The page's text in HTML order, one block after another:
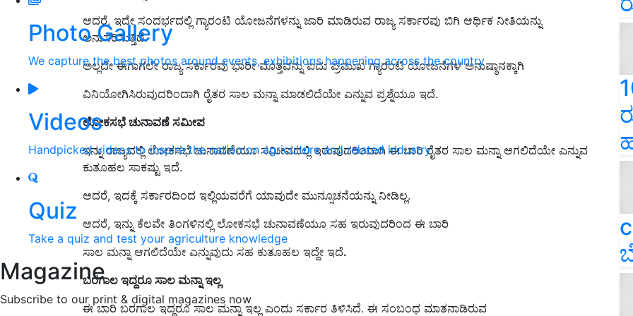
Photo Gallery
We capture the best photos around events, exhibitions happening across the country
Videos
Handpicked videos to inspire the nation on agriculture and related industry
Quiz
Take a quiz and test your agriculture knowledge
Magazine
Subscribe to our print & digital magazines now
ಆದರೆ, ಇದೇ ಸಂದರ್ಭದಲ್ಲಿ ಗ್ಯಾರಂಟಿ ಯೋಜನೆಗಳನ್ನು ಜಾರಿ ಮಾಡಿರುವ ರಾಜ್ಯ ಸರ್ಕಾರವು ಬಿಗಿ ಆರ್ಥಿಕ ನೀತಿಯನ್ನು
ಅನುಸರಿಸುತ್ತಿದೆ.
ಅಲ್ಲದೇ ಈಗಾಗಲೇ ರಾಜ್ಯ ಸರ್ಕಾರವು ಭಾರೀ ಮೊತ್ತವನ್ನು ಐದು ಪ್ರಮುಖ ಗ್ಯಾರಂಟಿ ಯೋಜನೆಗಳ ಅನುಷ್ಠಾನಕ್ಕಾಗಿ
ವಿನಿಯೋಗಿಸಿರುವುದರಿಂದಾಗಿ ರೈತರ ಸಾಲ ಮನ್ನಾ ಮಾಡಲಿದೆಯೇ ಎನ್ನುವ ಪ್ರಶ್ನೆಯೂ ಇದೆ.
ಲೋಕಸಭೆ ಚುನಾವಣೆ ಸಮೀಪ
ಇನ್ನು ರಾಜ್ಯದಲ್ಲಿ ಲೋಕಸಭೆ ಚುನಾವಣೆಯೂ ಸಮೀಪದಲ್ಲಿ ಇರುವುದರಿಂದಾಗಿ ಈ ಬಾರಿ ರೈತರ ಸಾಲ ಮನ್ನಾ ಆಗಲಿದೆಯೇ ಎನ್ನುವ
ಕುತೂಹಲ ಸಾಕಷ್ಟು ಇದೆ.
ಆದರೆ, ಇದಕ್ಕೆ ಸರ್ಕಾರದಿಂದ ಇಲ್ಲಿಯವರೆಗೆ ಯಾವುದೇ ಮುನ್ಸೂಚನೆಯನ್ನು ನೀಡಿಲ್ಲ.
ಆದರೆ, ಇನ್ನು ಕೆಲವೇ ತಿಂಗಳಿನಲ್ಲಿ ಲೋಕಸಭೆ ಚುನಾವಣೆಯೂ ಸಹ ಇರುವುದರಿಂದ ಈ ಬಾರಿ
ಸಾಲ ಮನ್ನಾ ಆಗಲಿದೆಯೇ ಎನ್ನುವುದು ಸಹ ಕುತೂಹಲ ಇದ್ದೇ ಇದೆ.
ಬರಗಾಲ ಇದ್ದರೂ ಸಾಲ ಮನ್ನಾ ಇಲ್ಲ
ಈ ಬಾರಿ ಬರಗಾಲ ಇದ್ದರೂ ಸಾಲ ಮನ್ನಾ ಇಲ್ಲ ಎಂದು ಸರ್ಕಾರ ತಿಳಿಸಿದೆ. ಈ ಸಂಬಂಧ ಮಾತನಾಡಿರುವ